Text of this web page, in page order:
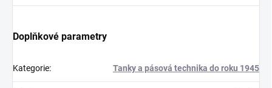
Doplňkové parametry
Kategorie: Tanky a pásová technika do roku 1945